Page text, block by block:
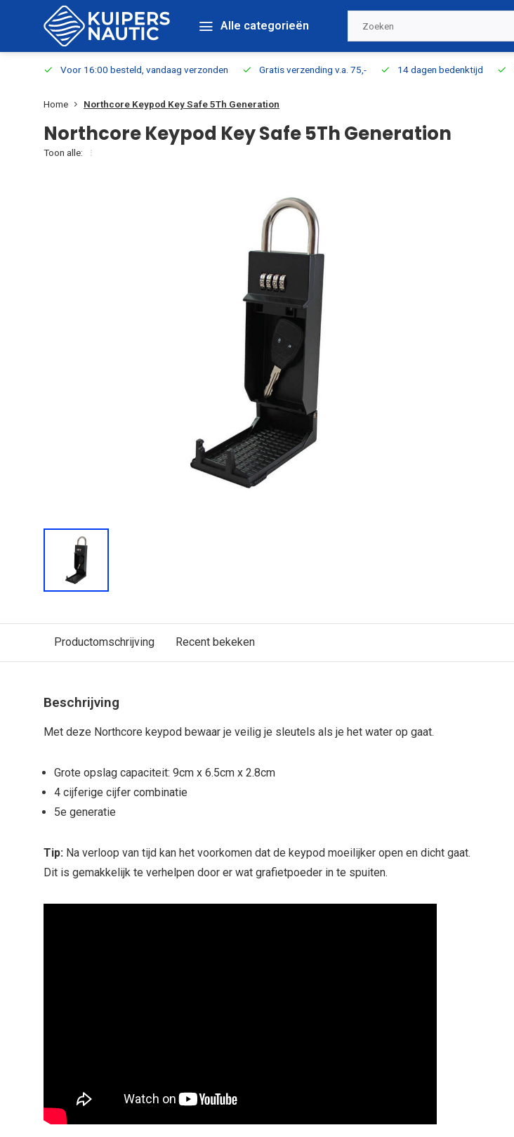
Alle categorieën
Voor 16:00 besteld, vandaag verzonden Gratis verzending v.a. 75,- 14 dagen bedenktijd
Home Northcore Keypod Key Safe 5Th Generation
Northcore Keypod Key Safe 5Th Generation
Toon alle:
Productomschrijving Recent bekeken
Beschrijving
Met deze Northcore keypod bewaar je veilig je sleutels als je het water op gaat.
Grote opslag capaciteit: 9cm x 6.5cm x 2.8cm
4 cijferige cijfer combinatie
5e generatie
Tip: Na verloop van tijd kan het voorkomen dat de keypod moeilijker open en dicht gaat.
Dit is gemakkelijk te verhelpen door er wat grafietpoeder in te spuiten.